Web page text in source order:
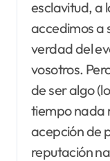
esclavitud, a
accedimos a
verdad del
vosotros.
de ser algo
tiempo nada
acepción de
reputación